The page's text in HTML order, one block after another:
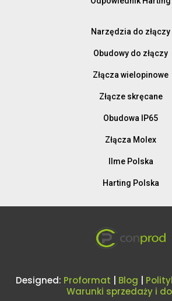
Narzędzia do złączy
Obudowy do złączy
Złącza wielopinowe
Złącze skręcane
Obudowa IP65
Złącza Molex
Ilme Polska
Harting Polska
Designed: Proformat Blog
Warunki sprzedaży i